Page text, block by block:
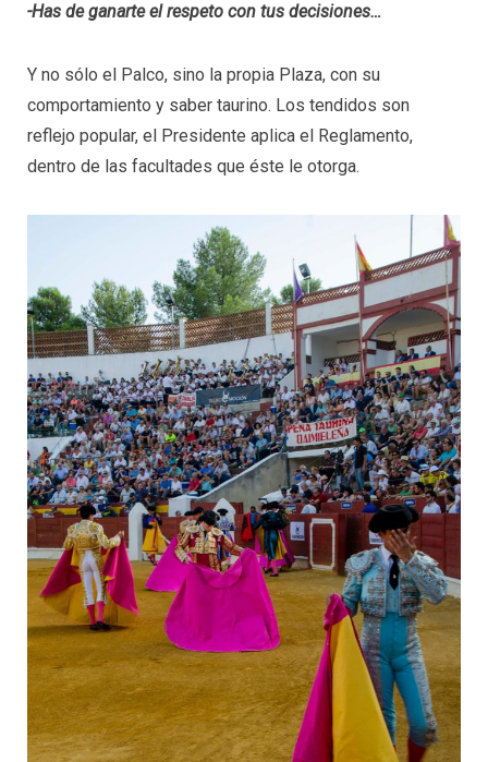
-Has de ganarte el respeto con tus decisiones…
Y no sólo el Palco, sino la propia Plaza, con su
comportamiento y saber taurino. Los tendidos son
reflejo popular, el Presidente aplica el Reglamento,
dentro de las facultades que éste le otorga.